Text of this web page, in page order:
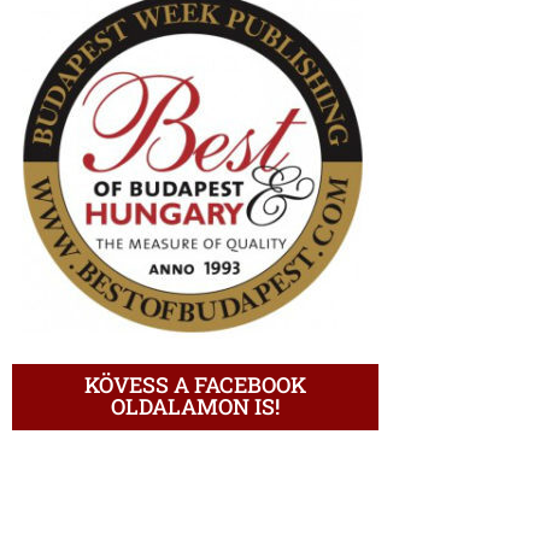
KÖVESS A FACEBOOK
OLDALAMON IS!